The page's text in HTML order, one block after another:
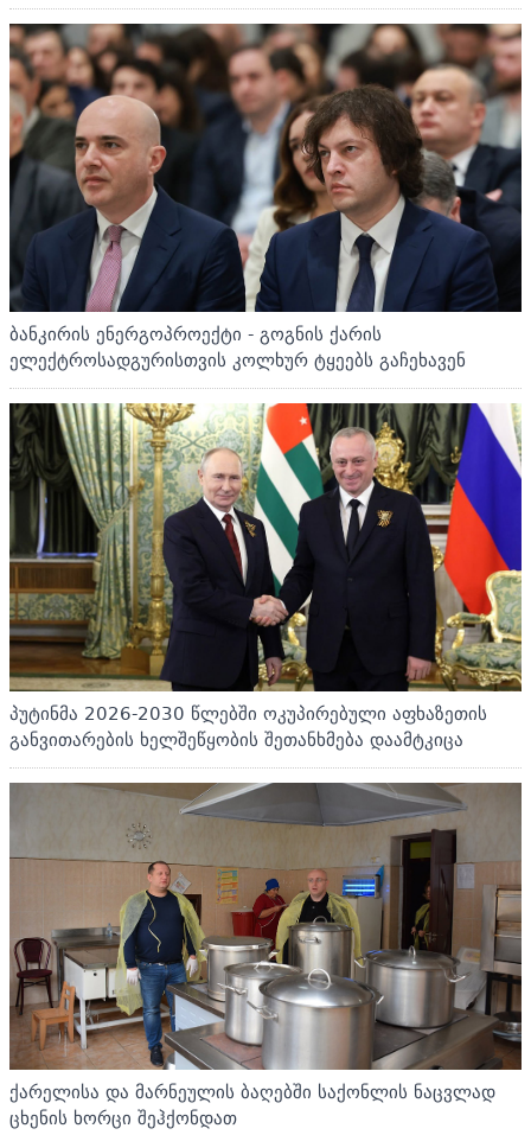
ბანკირის ენერგოპროექტი - გოგნის ქარის
ელექტროსადგურისთვის კოლხურ ტყეებს გაჩეხავენ
პუტინმა 2026-2030 წლებში ოკუპირებული აფხაზეთის
განვითარების ხელშეწყობის შეთანხმება დაამტკიცა
ქარელისა და მარნეულის ბაღებში საქონლის ნაცვლად
ცხენის ხორცი შეჰქონდათ